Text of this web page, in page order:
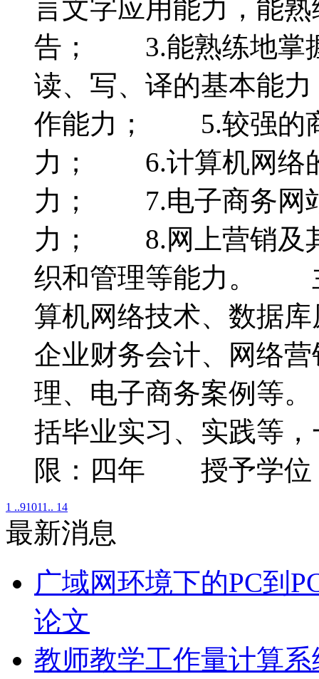
言文字应用能力，能
告； 3.能熟练地掌
读、写、译的基本能
作能力； 5.较强的
力； 6.计算机网络
力； 7.电子商务网
力； 8.网上营销及
织和管理等能力。
算机网络技术、数据
企业财务会计、网络
理、电子商务案例等
括毕业实习、实践等
限：四年 授予学位
1 ..91011 .. 14
最新消息
广域网环境下的PC到
论文
教师教学工作量计算